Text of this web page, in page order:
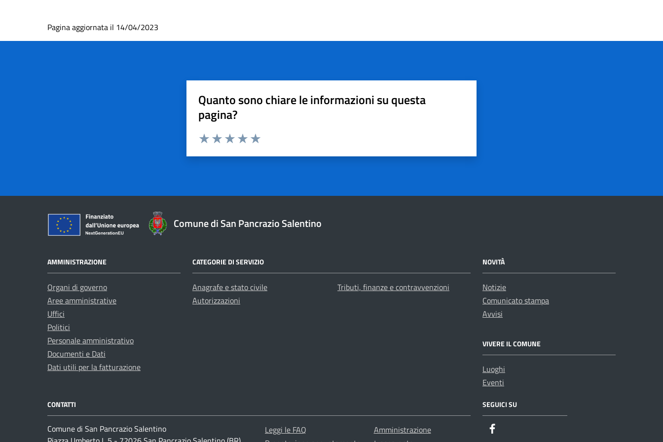
Pagina aggiornata il 14/04/2023
Quanto sono chiare le informazioni su questa
pagina?
Comune di San Pancrazio Salentino
AMMINISTRAZIONE
Organi di governo
Aree amministrative
Uffici
Politici
Personale amministrativo
Documenti e Dati
Dati utili per la fatturazione
CATEGORIE DI SERVIZIO
Anagrafe e stato civile
Autorizzazioni
Tributi, finanze e contravvenzioni
NOVITÀ
Notizie
Comunicato stampa
Avvisi
VIVERE IL COMUNE
Luoghi
Eventi
CONTATTI
Comune di San Pancrazio Salentino
Leggi le FAQ
Amministrazione
SEGUICI SU